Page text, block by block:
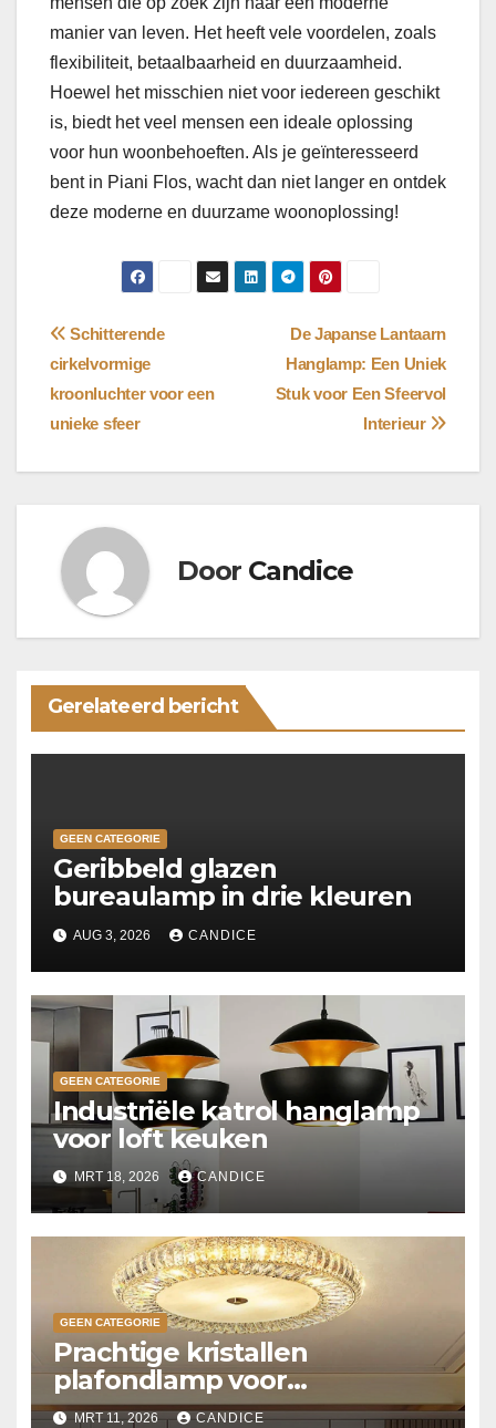
manier van leven. Het heeft vele voordelen, zoals
flexibiliteit, betaalbaarheid en duurzaamheid.
Hoewel het misschien niet voor iedereen geschikt
is, biedt het veel mensen een ideale oplossing
voor hun woonbehoeften. Als je geïnteresseerd
bent in Piani Flos, wacht dan niet langer en ontdek
deze moderne en duurzame woonoplossing!
Bericht
navigatie
De Japanse Lantaarn
Hanglamp: Een Uniek
Stuk voor Een Sfeervol
Interieur
Schitterende
cirkelvormige
kroonluchter voor een
unieke sfeer
Door Candice
Gerelateerd bericht
GEEN CATEGORIE
Geribbeld glazen
bureaulamp in drie kleuren
AUG 3, 2026 CANDICE
GEEN CATEGORIE
Industriële katrol hanglamp
voor loft keuken
MRT 18, 2026 CANDICE
GEEN CATEGORIE
Prachtige kristallen
plafondlamp voor
slaapkamer
MRT 11, 2026 CANDICE